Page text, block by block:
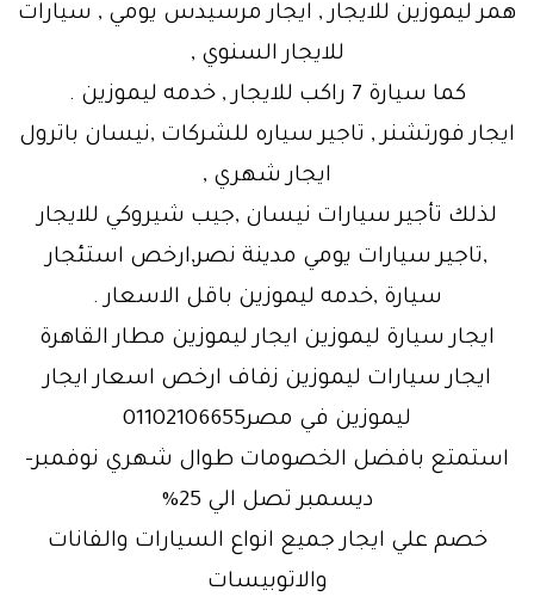
همر ليموزين للايجار , ايجار مرسيدس يومي , سيارات
للايجار السنوي ,
كما سيارة 7 راكب للايجار , خدمه ليموزين .
ايجار فورتشنر , تاجير سياره للشركات ,نيسان باترول
ايجار شهري ,
لذلك تأجير سيارات نيسان ,جيب شيروكي للايجار
,تاجير سيارات يومي مدينة نصر,ارخص استئجار
سيارة ,خدمه ليموزين باقل الاسعار .
ايجار سيارة ليموزين ايجار ليموزين مطار القاهرة
ايجار سيارات ليموزين زفاف ارخص اسعار ايجار
ليموزين في مصر01102106655
استمتع بافضل الخصومات طوال شهري نوفمبر-
ديسمبر تصل الي 25%
خصم علي ايجار جميع انواع السيارات والفانات
والاتوبيسات